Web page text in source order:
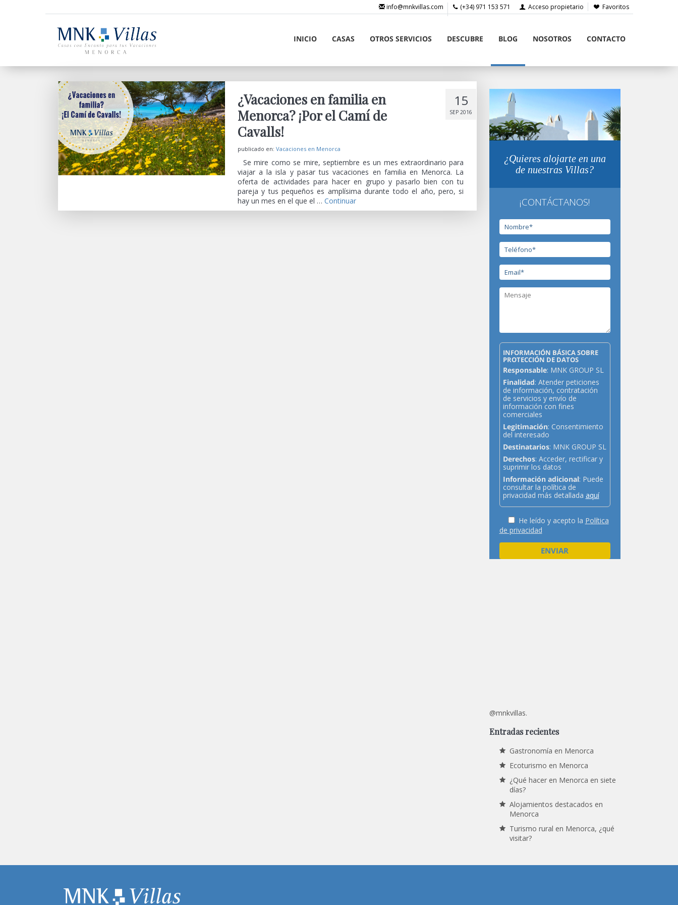
Favoritos
Acceso propietario
(+34) 971 153 571
info@mnkvillas.com
INICIO CASAS OTROS SERVICIOS DESCUBRE BLOG NOSOTROS CONTACTO
15
SEP 2016
¿Vacaciones en familia en
Menorca? ¡Por el Camí de
Cavalls!
publicado en: Vacaciones en Menorca
Se mire como se mire, septiembre es un mes extraordinario para
viajar a la isla y pasar tus vacaciones en familia en Menorca. La
oferta de actividades para hacer en grupo y pasarlo bien con tu
pareja y tus pequeños es amplísima durante todo el año, pero, si
hay un mes en el que el … Continuar
¿Quieres alojarte en una
de nuestras Villas?
¡CONTÁCTANOS!
INFORMACIÓN BÁSICA SOBRE
PROTECCIÓN DE DATOS
Responsable: MNK GROUP SL
Finalidad: Atender peticiones
de información, contratación
de servicios y envío de
información con fines
comerciales
Legitimación: Consentimiento
del interesado
Destinatarios: MNK GROUP SL
Derechos: Acceder, rectificar y
suprimir los datos
Información adicional: Puede
consultar la política de
privacidad más detallada aquí
He leído y acepto la Política
de privacidad
@mnkvillas.
Entradas recientes
Gastronomía en Menorca
Ecoturismo en Menorca
¿Qué hacer en Menorca en siete
días?
Alojamientos destacados en
Menorca
Turismo rural en Menorca, ¿qué
visitar?